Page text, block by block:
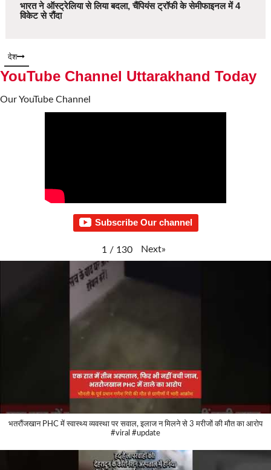
भारत ने ऑस्ट्रेलिया से लिया बदला, चैंपियंस ट्रॉफी के सेमीफाइनल में 4
विकेट से रौंदा
देश
YouTube Channel Uttarakhand Today
Our YouTube Channel
Subscribe Our channel
1 / 130 Next»
भतरौंजखान PHC में स्वास्थ्य व्यवस्था पर सवाल, इलाज न मिलने से 3 मरीजों की मौत का आरोप
#viral #update